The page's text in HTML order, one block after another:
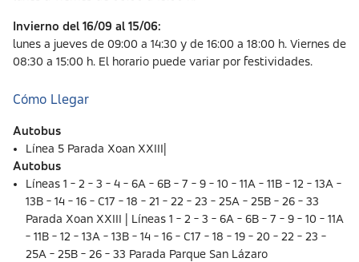
Invierno del 16/09 al 15/06:
lunes a jueves de 09:00 a 14:30 y de 16:00 a 18:00 h. Viernes de
08:30 a 15:00 h. El horario puede variar por festividades.
Cómo Llegar
Autobus
Línea 5 Parada Xoan XXIII|
Autobus
Líneas 1 - 2 - 3 - 4 - 6A - 6B - 7 - 9 - 10 - 11A - 11B - 12 - 13A -
13B - 14 - 16 - C17 - 18 - 21 - 22 - 23 - 25A - 25B - 26 - 33
Parada Xoan XXIII | Líneas 1 - 2 - 3 - 6A - 6B - 7 - 9 - 10 - 11A
- 11B - 12 - 13A - 13B - 14 - 16 - C17 - 18 - 19 - 20 - 22 - 23 -
25A - 25B - 26 - 33 Parada Parque San Lázaro